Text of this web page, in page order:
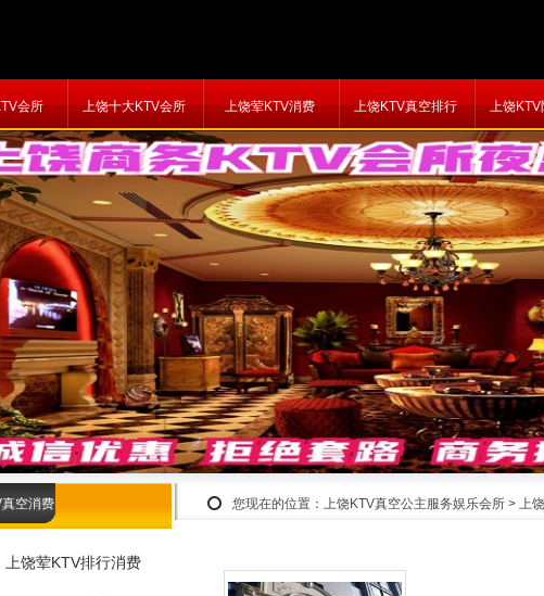
会所 上饶十大KTV会所 上饶荤KTV消费 上饶KTV真空排行 上饶
您现在的位置： 上饶KTV真空公主服务娱乐会所 > 上
空消费
上饶荤KTV排行消费